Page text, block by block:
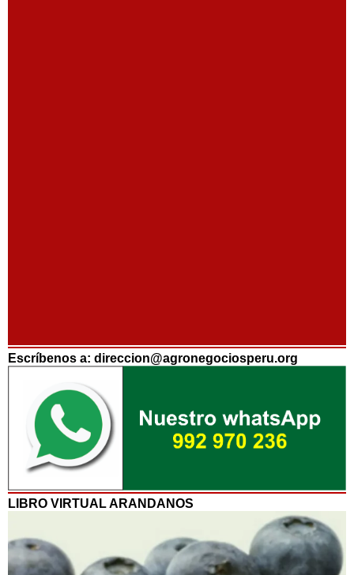
Escríbenos a: direccion@agronegociosperu.org
LIBRO VIRTUAL ARANDANOS